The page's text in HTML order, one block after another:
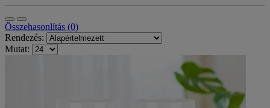
Összehasonlítás (0)
Rendezés:
Mutat: